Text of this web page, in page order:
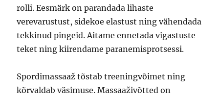
rolli. Eesmärk on parandada lihaste
verevarustust, sidekoe elastust ning vähendada
tekkinud pingeid. Aitame ennetada vigastuste
teket ning kiirendame paranemisprotsessi.
Spordimassaaž tõstab treeningvõimet ning
kõrvaldab väsimuse. Massaaživõtted on